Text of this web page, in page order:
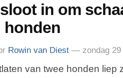
in om
honden
Rowin van Diest — zondag 29
van twee honden liep